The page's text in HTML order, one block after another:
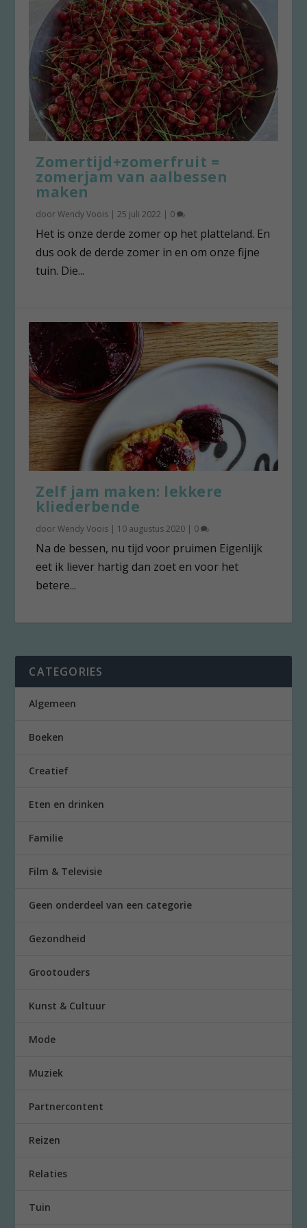
Zomertijd+zomerfruit =
zomerjam van aalbessen
maken
doorWendy Voois |25 juli 2022 | 0
Het is onze derde zomer op het platteland. En
dus ook de derde zomer in en om onze fijne
tuin. Die...
Zelf jam maken: lekkere
kliederbende
doorWendy Voois | 10 augustus 2020 | 0
Na de bessen, nu tijd voor pruimen Eigenlijk
eet ik liever hartig dan zoet en voor het
betere...
CATEGORIES
Algemeen
Boeken
Creatief
Eten en drinken
Familie
Film & Televisie
Geen onderdeel van een categorie
Gezondheid
Grootouders
Kunst & Cultuur
Mode
Muziek
Partnercontent
Reizen
Relaties
Tuin